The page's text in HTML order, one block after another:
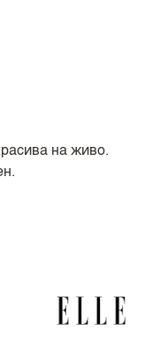
на живо.